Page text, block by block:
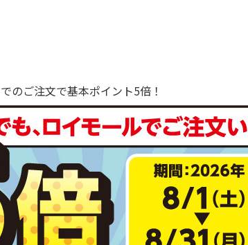
のご注文で基本ポイント5倍！